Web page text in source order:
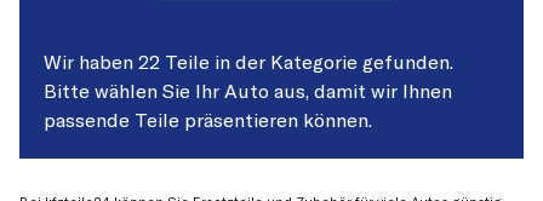
Wir haben 22 Teile in der Kategorie gefunden.
Bitte wählen Sie Ihr Auto aus, damit wir Ihnen
passende Teile präsentieren können.